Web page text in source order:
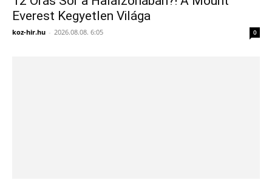
Everest Kegyetlen Világa
koz-hir.hu - 2026.08.08. 6:05 0